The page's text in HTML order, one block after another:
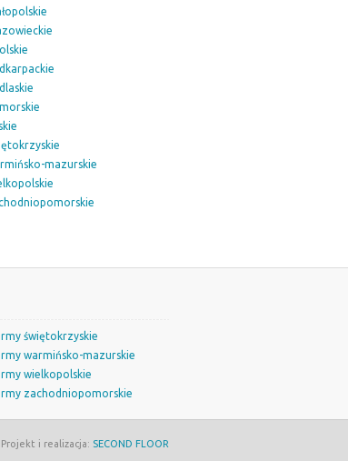
mazurskie
świętokrzyskie
warmińsko-mazurskie
wielkopolskie
zachodniopomorskie
Projekt i realizacja: SECOND FLOOR